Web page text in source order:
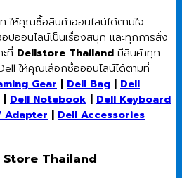
ให้คุณซื้อสินค้าออนไลน์ได้ตามใจ
ออนไลน์เป็นเรื่องสนุก และทุกการสั่ง
ที่ Dellstore Thailand มีสินค้าทุก
ให้คุณเลือกซื้อออนไลน์ได้ตามที่
Gear | Dell Bag | Dell
| Dell Notebook | Dell Keyboard
Adapter | Dell Accessories
Store Thailand